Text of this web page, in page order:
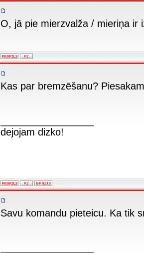
O, jā pie mierzvalža / mieriņa ir
Kas par bremzēšanu?
dejojam dizko!
Savu komandu pieteicu. Ka tik